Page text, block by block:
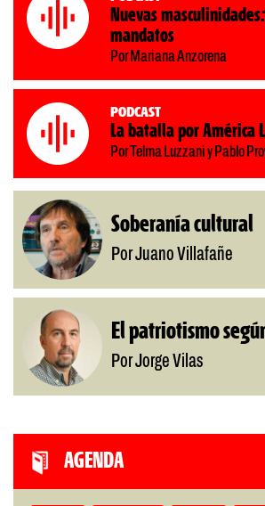
Nuevas
mandatos
Por Mariana Anzorena
Podcast
La batalla por América
Por Telma Luzzani y Pablo
Soberanía cultural
Por Juano Villafañe
El patriotismo
Por Jorge Vilas
AGENDA